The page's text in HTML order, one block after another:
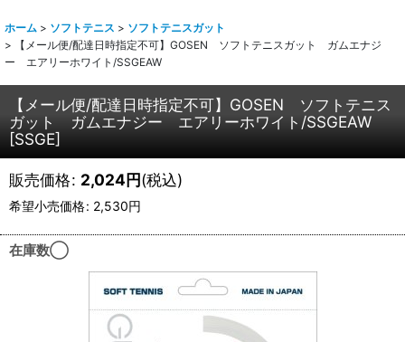
ホーム > ソフトテニス > ソフトテニスガット
>
【メール便/配達日時指定不可】GOSEN ソフトテニスガット ガムエナジ
ー エアリーホワイト/SSGEAW
【メール便/配達日時指定不可】GOSEN ソフトテニス
ガット ガムエナジー エアリーホワイト/SSGEAW
[SSGE]
販売価格: 2,024円(税込)
希望小売価格: 2,530円
在庫数◯